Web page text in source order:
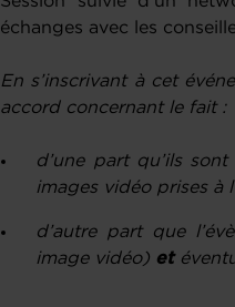
échanges avec les
En s’inscrivant à cet
accord concernant le fait :
d’une part qu’ils
images vidéo prises à
d’autre part que
image vidéo) et